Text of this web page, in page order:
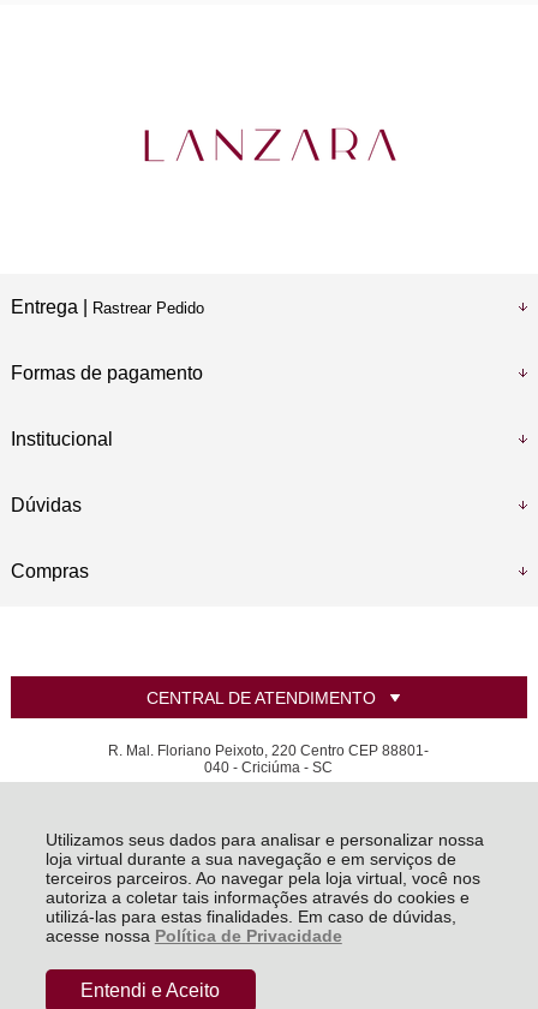
Utilizamos seus dados para analisar e personalizar nossa
loja virtual durante a sua navegação e em serviços de
terceiros parceiros. Ao navegar pela loja virtual, você nos
autoriza a coletar tais informações através do cookies e
utilizá-las para estas finalidades. Em caso de dúvidas,
acesse nossa Política de Privacidade
Entendi e Aceito
Entrega | Rastrear Pedido
Formas de pagamento
Institucional
Dúvidas
Compras
CENTRAL DE ATENDIMENTO
R. Mal. Floriano Peixoto, 220 Centro CEP 88801-
040 - Criciúma - SC
Todos os direitos reservados - LANZARA | Criando sua joia dos sonhos